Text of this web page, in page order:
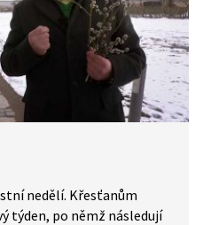
nedělí. Křesťanům
týden, po němž následují